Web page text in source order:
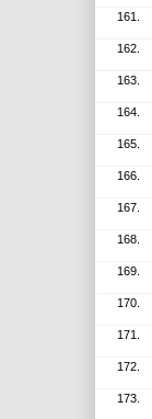
161.
162.
163.
164.
165.
166.
167.
168.
169.
170.
171.
172.
173.